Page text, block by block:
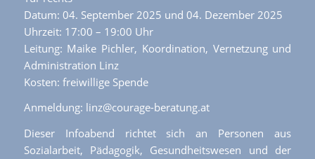
Datum: 04. September 2025 und 04. Dezember 2025
Uhrzeit: 17:00 – 19:00 Uhr
Leitung: Maike Pichler, Koordination, Vernetzung und
Administration Linz
Kosten: freiwillige Spende
Anmeldung: linz@courage-beratung.at
Dieser Infoabend richtet sich an Personen aus
Sozialarbeit, Pädagogik, Gesundheitswesen und der